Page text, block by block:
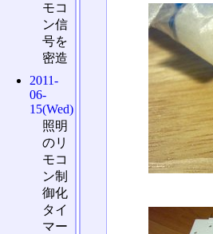
モコ
ン信
号を
密造
2011-
06-
15(Wed)
照明
のリ
モコ
ン制
御化
タイ
マー